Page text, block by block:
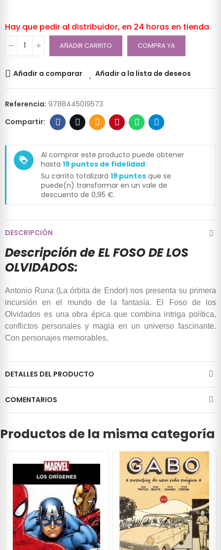
Hay que pedir al distribuidor, en 24 horas en tienda
AÑADIR CARRITO COMPRA YA
Añadir a comparar Añadir a la lista de deseos
Referencia: 9788445019573
loyalty
Al comprar este producto puede obtener
hasta 19 puntos de fidelidad.
Su carrito totalizará 19 puntos que se
puede(n) transformar en un vale de
descuento de 0,95 €.
DESCRIPCIÓN
Descripción de EL FOSO DE LOS
OLVIDADOS:
Antonio Runa (La órbita de Endor) nos presenta su primera
incursión en el mundo de la fantasía. El Foso de los
Olvidados es una obra épica que combina intriga política,
conflictos personales y magia en un universo fascinante.
Con personajes memorables,
DETALLES DEL PRODUCTO
COMENTARIOS
Productos de la misma categoría